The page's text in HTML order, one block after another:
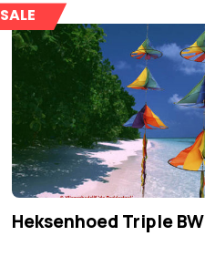
SALE
Heksenhoed Triple BW